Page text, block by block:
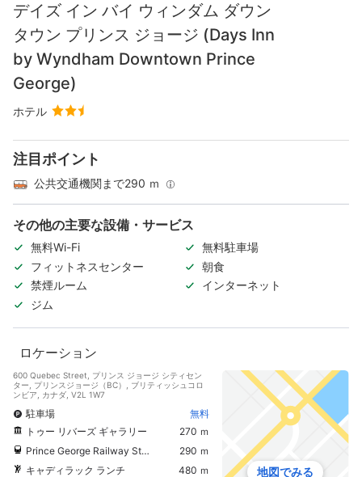
デイズ イン バイ ウィンダム ダウン
タウン プリンス ジョージ (Days Inn
by Wyndham Downtown Prince
George)
ホテル
注目ポイント
公共交通機関まで290 ｍ
その他の主要な設備・サービス
無料Wi-Fi
無料駐車場
フィットネスセンター
朝食
禁煙ルーム
インターネット
ジム
ロケーション
600 Quebec Street, プリンス ジョージ シティセン
ター, プリンスジョージ（BC）, ブリティッシュコロ
ンビア, カナダ, V2L 1W7
駐車場
無料
トゥー リバーズ ギャラリー
270 ｍ
Prince George Railway Station
290 ｍ
キャディラック ランチ
480 ｍ
地図でみる